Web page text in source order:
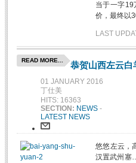
当于一字
价，最终以
LAST
READ MORE... 恭贺山西左云
01 JANUARY 2016
丁仕美
HITS: 16363
SECTION: NEWS -
LATEST NEWS
悠悠左云，
汉置武州塞